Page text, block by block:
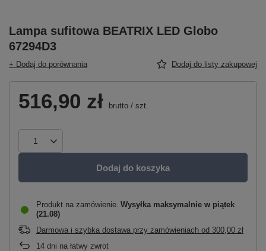
Lampa sufitowa BEATRIX LED Globo
67294D3
+ Dodaj do porównania Dodaj do listy zakupowej
516,90 zł brutto / szt.
Dodaj do koszyka
Produkt na zamówienie Wysyłka maksymalnie w piątek
(21.08)
Darmowa i szybka dostawa przy zamówieniach od 300,00 zł
14 dni na łatwy zwrot